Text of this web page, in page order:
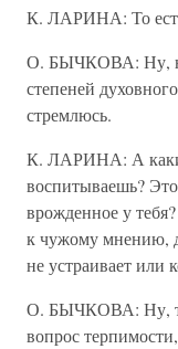
К. ЛАРИНА: То
О. БЫЧКОВА: Ну,
степеней
стремлюсь.
К. ЛАРИНА: А
воспитываешь?
врожденное у
к чужому мнению,
не устраивает или
О. БЫЧКОВА: Ну, ты
вопрос